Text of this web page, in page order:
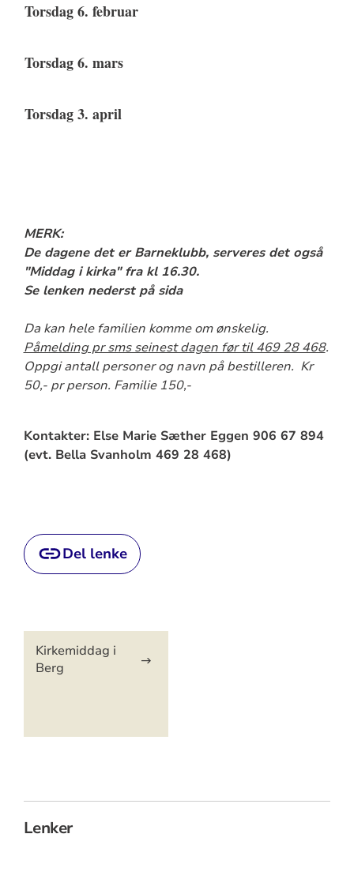
Torsdag 6. februar
Torsdag 6. mars
Torsdag 3. april
MERK:
De dagene det er Barneklubb, serveres det også
"Middag i kirka" fra kl 16.30.
Se lenken nederst på sida
Da kan hele familien komme om ønskelig.
Påmelding pr sms seinest dagen før til 469 28 468.
Oppgi antall personer og navn på bestilleren. Kr
50,- pr person. Familie 150,-
Kontakter: Else Marie Sæther Eggen 906 67 894
(evt. Bella Svanholm 469 28 468)
Del lenke
Artikkelsnarveger
Kirkemiddag i
Berg
Lenker